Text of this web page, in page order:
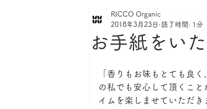
自己紹介 緑茶レシピ
お手紙をい
RICCO Organic
2018年3月23日
読了時間: 1分
「香りもお味もとても良
の私でも安心して頂くこ
イムを楽しませていただき